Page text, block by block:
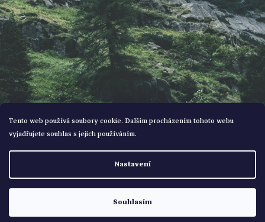
Tento web používá soubory cookie. Dalším procházením tohoto webu
vyjadřujete souhlas s jejich používáním.
Nastavení
Souhlasím
Vytvořil Shoptet
Bohemialov. Všechna práva vyhrazena.